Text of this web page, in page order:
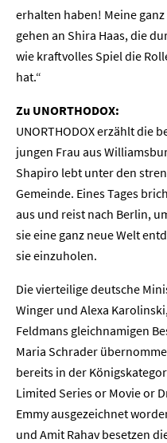
erhalten haben! Meine
gehen an Shira Haas, die
wie kraftvolles Spiel die
hat.“
Zu UNORTHODOX:
UNORTHODOX erzählt die
jungen Frau aus
Shapiro lebt unter den
Gemeinde. Eines Tages
aus und reist nach Berlin,
sie eine ganz neue Welt
sie einzuholen.
Die vierteilige deutsche
Winger und Alexa
Feldmans gleichnamigen
Maria Schrader
bereits in der
Limited Series or Movie or
Emmy ausgezeichnet
und Amit Rahav besetzen
Home
Unternehmen
Presse